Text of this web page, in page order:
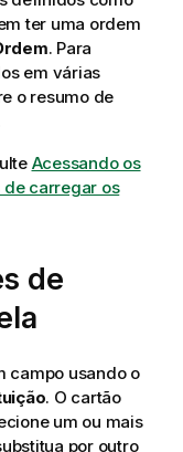
ter uma ordem
. Para
em várias
o resumo de
Acessando os
de carregar os
de
campo usando o
. O cartão
um ou mais
por outro